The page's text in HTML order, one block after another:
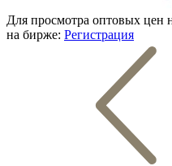
Для просмотра оптовых цен
на бирже: Регистрация